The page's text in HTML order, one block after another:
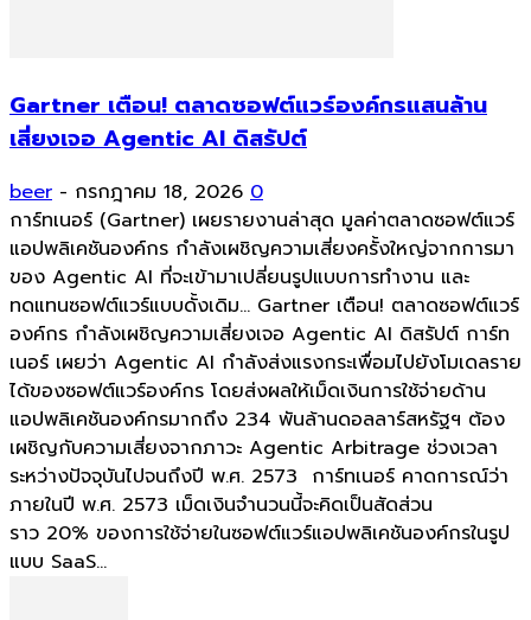
Gartner เตือน! ตลาดซอฟต์แวร์องค์กรแสนล้าน
เสี่ยงเจอ Agentic AI ดิสรัปต์
beer - กรกฎาคม 18, 2026 0
การ์ทเนอร์ (Gartner) เผยรายงานล่าสุด มูลค่าตลาดซอฟต์แวร์
แอปพลิเคชันองค์กร กำลังเผชิญความเสี่ยงครั้งใหญ่จากการมา
ของ Agentic AI ที่จะเข้ามาเปลี่ยนรูปแบบการทำงาน และ
ทดแทนซอฟต์แวร์แบบดั้งเดิม... Gartner เตือน! ตลาดซอฟต์แวร์
องค์กร กำลังเผชิญความเสี่ยงเจอ Agentic AI ดิสรัปต์ การ์ท
เนอร์ เผยว่า Agentic AI กำลังส่งแรงกระเพื่อมไปยังโมเดลราย
ได้ของซอฟต์แวร์องค์กร โดยส่งผลให้เม็ดเงินการใช้จ่ายด้าน
แอปพลิเคชันองค์กรมากถึง 234 พันล้านดอลลาร์สหรัฐฯ ต้อง
เผชิญกับความเสี่ยงจากภาวะ Agentic Arbitrage ช่วงเวลา
ระหว่างปัจจุบันไปจนถึงปี พ.ศ. 2573 การ์ทเนอร์ คาดการณ์ว่า
ภายในปี พ.ศ. 2573 เม็ดเงินจำนวนนี้จะคิดเป็นสัดส่วน
ราว 20% ของการใช้จ่ายในซอฟต์แวร์แอปพลิเคชันองค์กรในรูป
แบบ SaaS...